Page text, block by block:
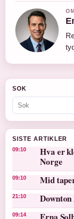
SOK
SISTE ARTIKLER
09:10
Hva er
Norge
09:10 Mid
21:10 Downton
09:14